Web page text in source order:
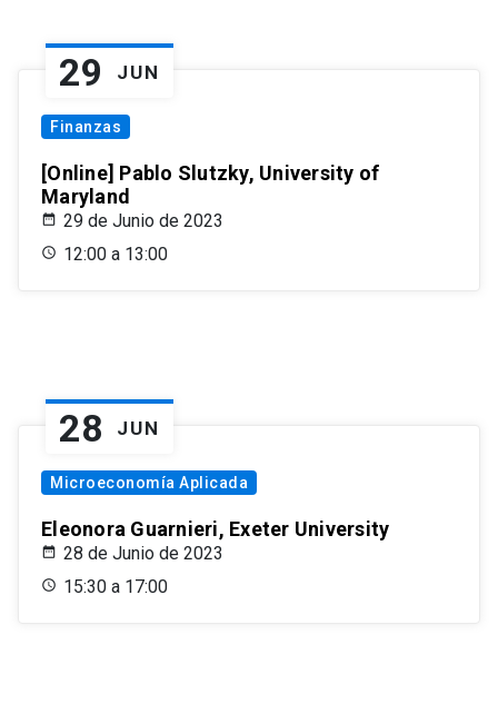
29 JUN
Finanzas
[Online] Pablo Slutzky, University of
Maryland
29 de Junio de 2023
12:00 a 13:00
28 JUN
Microeconomía Aplicada
Eleonora Guarnieri, Exeter University
28 de Junio de 2023
15:30 a 17:00